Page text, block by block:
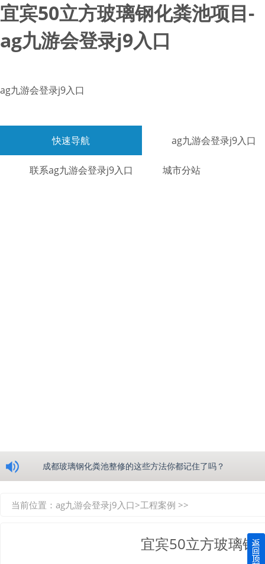
宜宾50立方玻璃钢化粪池项目-
ag九游会登录j9入口
ag九游会登录j9入口
快速导航 ag九游会登录j9入口
联系ag九游会登录j9入口 城市分站
成都玻璃钢化粪池整修的这些方法你都记住了吗？
四川玻璃钢化粪池逐渐取代传统玻璃钢化粪池的这几点原因
当前位置： ag九游会登录j9入口>工程案例 >>
宜宾50立方玻璃钢